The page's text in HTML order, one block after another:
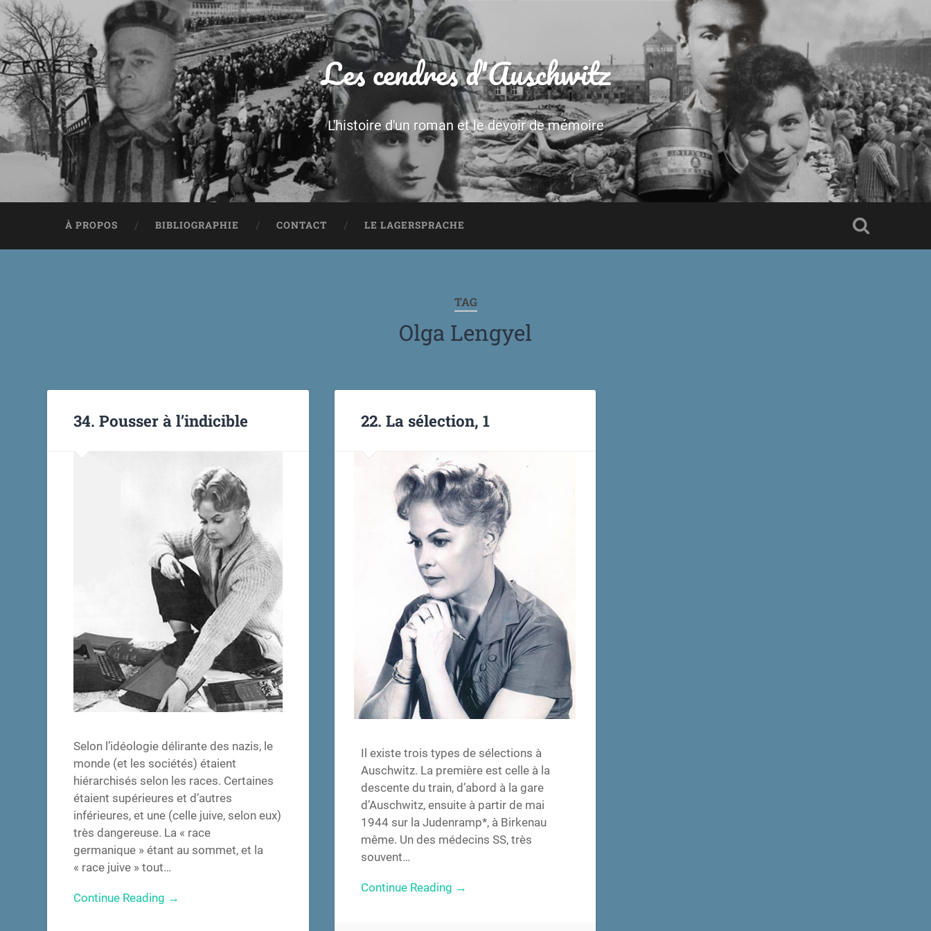
Les cendres d'Auschwitz
L'histoire d'un roman et le devoir de mémoire
À PROPOS BIBLIOGRAPHIE CONTACT LE LAGERSPRACHE
TAG
Olga Lengyel
34. Pousser à l’indicible
Selon l’idéologie délirante des nazis, le
monde (et les sociétés) étaient
hiérarchisés selon les races. Certaines
étaient supérieures et d’autres
inférieures, et une (celle juive, selon eux)
très dangereuse. La « race
germanique » étant au sommet, et la
« race juive » tout…
Continue Reading →
22. La sélection, 1
Il existe trois types de sélections à
Auschwitz. La première est celle à la
descente du train, d’abord à la gare
d’Auschwitz, ensuite à partir de mai
1944 sur la Judenramp*, à Birkenau
même. Un des médecins SS, très
souvent…
Continue Reading →